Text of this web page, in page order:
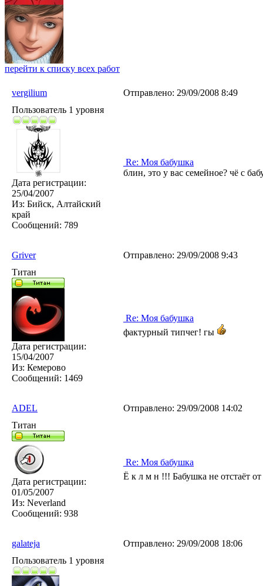
перейти к списку всех работ
vergilium Отправлено: 29/09/2008 8:49
Пользователь 1 уровня
Дата регистрации:
25/04/2007
Из: Бийск, Алтайский
край
Сообщений: 789
Re: Моя бабушка
блин, это у вас семейное? чё с
Griver Отправлено: 29/09/2008 9:43
Титан
Дата регистрации:
15/04/2007
Из: Кемерово
Сообщений: 1469
Re: Моя бабушка
фактурный типчег! гы
ADEL Отправлено: 29/09/2008 14:02
Титан
Дата регистрации:
01/05/2007
Из: Neverland
Сообщений: 938
Re: Моя бабушка
Ё к л м н !!! Бабушка не отстаёт
galateja Отправлено: 29/09/2008 18:06
Пользователь 1 уровня